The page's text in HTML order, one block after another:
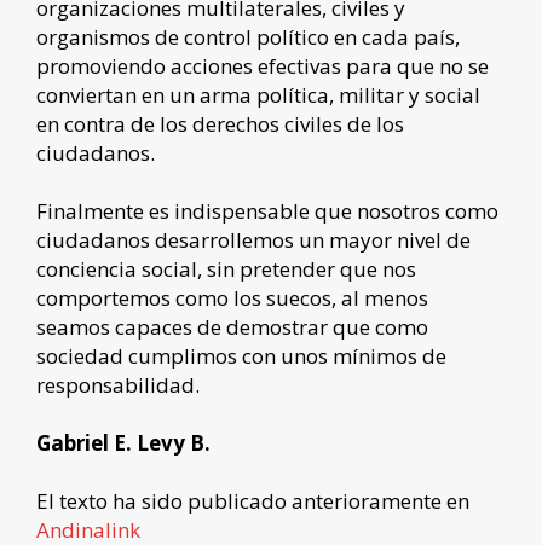
organizaciones multilaterales, civiles y
organismos de control político en cada país,
promoviendo acciones efectivas para que no se
conviertan en un arma política, militar y social
en contra de los derechos civiles de los
ciudadanos.
Finalmente es indispensable que nosotros como
ciudadanos desarrollemos un mayor nivel de
conciencia social, sin pretender que nos
comportemos como los suecos, al menos
seamos capaces de demostrar que como
sociedad cumplimos con unos mínimos de
responsabilidad.
Gabriel E. Levy B.
El texto ha sido publicado anterioramente en
Andinalink